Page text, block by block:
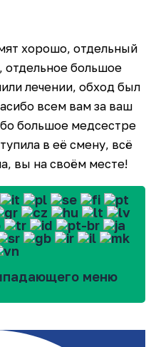
хорошо, отдельный
отдельное большое
лечении, обход был
всем вам за ваш
большое медсестре
в её смену, всё
вы на своём месте!